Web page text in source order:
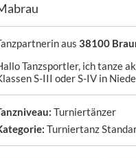
aus 38100
Tanzsportler, ich tanze
S-III oder S-IV in
Turniertänzer
Turniertanz